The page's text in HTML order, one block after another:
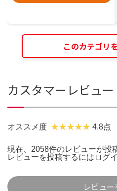
このカテゴリ
カスタマーレビュー
オススメ度 4.8点
現在、2058件のレビューが投
レビューを投稿するには ログ
レビュー